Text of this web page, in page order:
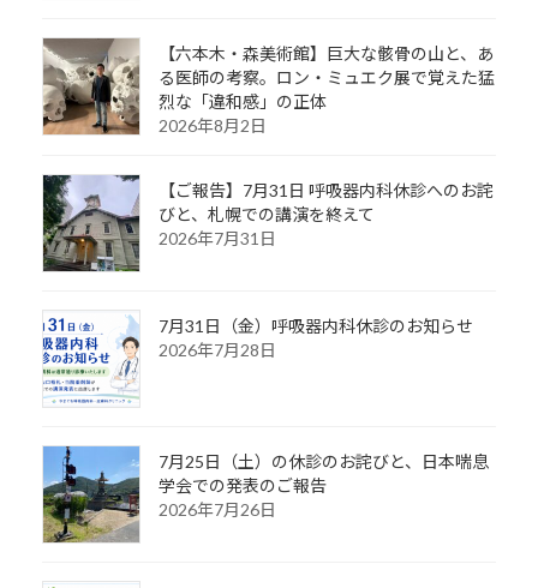
【六本木・森美術館】巨大な骸骨の山と、あ
る医師の考察。ロン・ミュエク展で覚えた猛
烈な「違和感」の正体
2026年8月2日
【ご報告】7月31日 呼吸器内科休診へのお詫
びと、札幌での講演を終えて
2026年7月31日
7月31日（金）呼吸器内科休診のお知らせ
2026年7月28日
7月25日（土）の休診のお詫びと、日本喘息
学会での発表のご報告
2026年7月26日